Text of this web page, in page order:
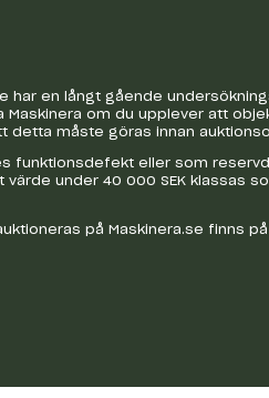
har en långt gående
Maskinera om du upplever att
detta måste göras innan
funktionsdefekt eller som
värde under 40 000 SEK klassas
på Maskinera.se finns